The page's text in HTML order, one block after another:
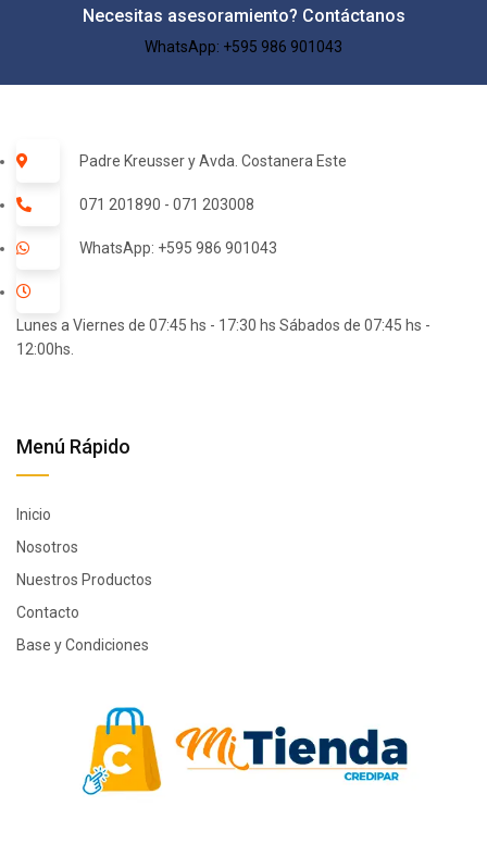
Necesitas asesoramiento? Contáctanos
WhatsApp: +595 986 901043​
Padre Kreusser y Avda. Costanera Este
071 201890 - 071 203008
WhatsApp: +595 986 901043
Lunes a Viernes de 07:45 hs - 17:30 hs Sábados de 07:45 hs -
12:00hs.
Menú Rápido
Inicio
Nosotros
Nuestros Productos
Contacto
Base y Condiciones